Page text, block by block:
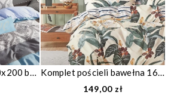
Komplet pościeli 160x200 bawełniana niebieska 1436 Komplet pościeli bawełna 160x200 kremowa w liście 1474
149,00 zł